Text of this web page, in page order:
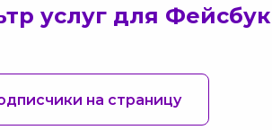
услуг для Фейсбук
на страницу